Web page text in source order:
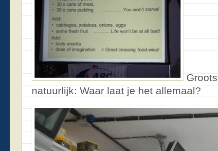
natuurlijk: Waar laat je het allemaal?